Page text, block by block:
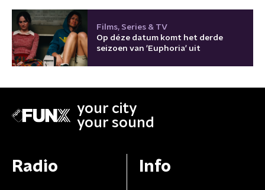
Films, Series & TV
Op déze datum komt het derde
seizoen van 'Euphoria' uit
your city
your sound
Radio Info